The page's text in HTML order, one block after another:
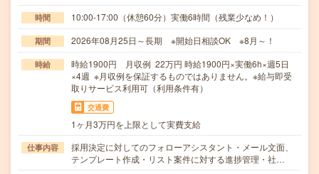
時間 10:00-17:00（休憩60分）実働6時間（残業少なめ！）
期間 2026年08月25日～長期 ※開始日相談OK ※8月～！
時給
時給1900円 月収例 22万円 時給1900円×実働6h×週5日
×4週 ※月収例を保証するものではありません。※給与即受
取りサービス利用可（利用条件有）
交通費
1ヶ月3万円を上限として実費支給
仕事内容
採用決定に対してのフォローアシスタント・メール文面、
テンプレート作成・リスト案件に対する進捗管理・社…